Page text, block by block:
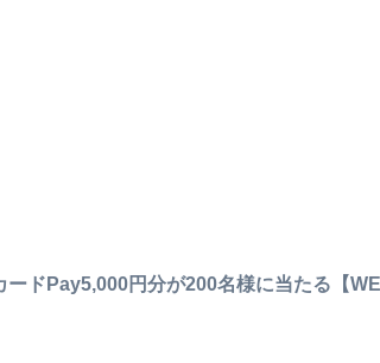
ードPay5,000円分が200名様に当たる【